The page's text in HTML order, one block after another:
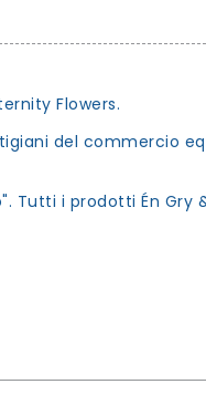
Flowers.
del commercio
Tutti i prodotti Én Gry